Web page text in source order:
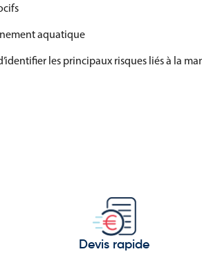
aquatique
les principaux risques liés à la
Devis rapide